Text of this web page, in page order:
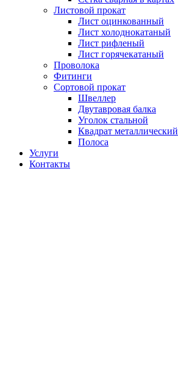
Листовой прокат
Лист оцинкованный
Лист холоднокатаный
Лист рифленый
Лист горячекатаный
Проволока
Фитинги
Сортовой прокат
Швеллер
Двутавровая балка
Уголок стальной
Квадрат металлический
Полоса
Услуги
Контакты